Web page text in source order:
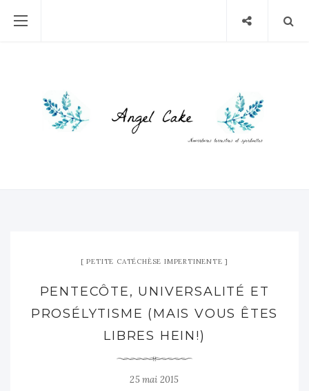
PETITE CATÉCHÈSE IMPERTINENTE
PENTECÔTE, UNIVERSALITÉ ET
PROSÉLYTISME (MAIS VOUS ÊTES
LIBRES HEIN!)
25 mai 2015